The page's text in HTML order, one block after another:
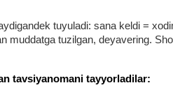
tuyuladi: sana keldi =
tuzilgan, deyavering.
tavsiyanomani tayyorladilar: